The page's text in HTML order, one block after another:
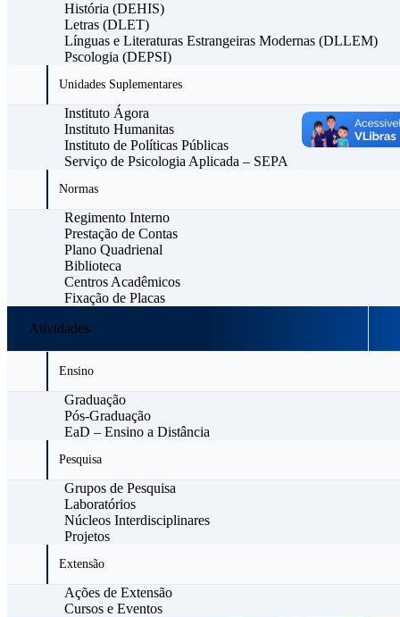
História (DEHIS)
Letras (DLET)
Línguas e Literaturas Estrangeiras Modernas (DLLEM)
Pscologia (DEPSI)
Unidades Suplementares
Instituto Ágora
Instituto Humanitas
Instituto de Políticas Públicas
Serviço de Psicologia Aplicada – SEPA
Normas
Regimento Interno
Prestação de Contas
Plano Quadrienal
Biblioteca
Centros Acadêmicos
Fixação de Placas
Atividades
Ensino
Graduação
Pós-Graduação
EaD – Ensino a Distância
Pesquisa
Grupos de Pesquisa
Laboratórios
Núcleos Interdisciplinares
Projetos
Extensão
Ações de Extensão
Cursos e Eventos